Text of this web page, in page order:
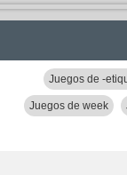
Juegos de -
Juegos de week